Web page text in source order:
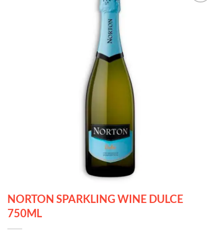
NORTON SPARKLING WINE DULCE
750ML